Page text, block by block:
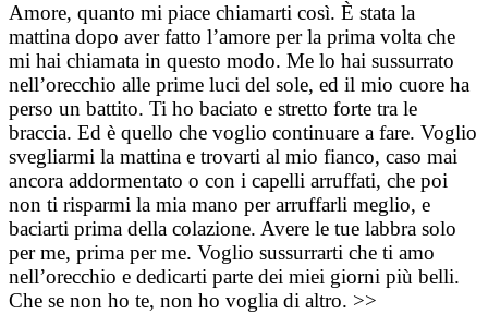
Amore, quanto mi piace chiamarti così. È stata la
mattina dopo aver fatto l’amore per la prima volta che
mi hai chiamata in questo modo. Me lo hai sussurrato
nell’orecchio alle prime luci del sole, ed il mio cuore ha
perso un battito. Ti ho baciato e stretto forte tra le
braccia. Ed è quello che voglio continuare a fare. Voglio
svegliarmi la mattina e trovarti al mio fianco, caso mai
ancora addormentato o con i capelli arruffati, che poi
non ti risparmi la mia mano per arruffarli meglio, e
baciarti prima della colazione. Avere le tue labbra solo
per me, prima per me. Voglio sussurrarti che ti amo
nell’orecchio e dedicarti parte dei miei giorni più belli.
Che se non ho te, non ho voglia di altro. >>